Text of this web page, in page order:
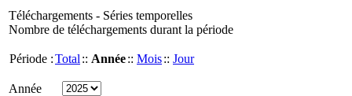
Téléchargements - Séries temporelles
Nombre de téléchargements durant la période
Période :Total :: Année:: Mois:: Jour
Année